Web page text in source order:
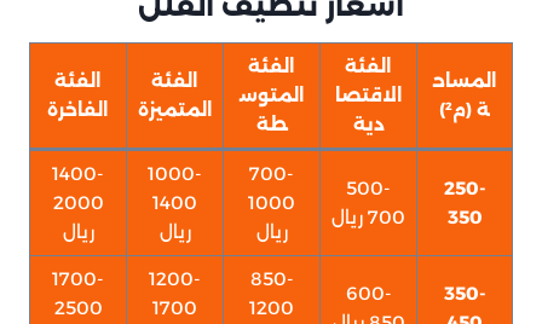
المساح
ة (م²)
الفئة
الاقتصا
دية
الفئة
المتوس
طة
الفئة
المتميزة
الفئة
الفاخرة
250-
350
500-
700 ريال
700-
1000
ريال
1000-
1400
ريال
1400-
2000
ريال
350-
600-
850-
1200
1200-
1700
1700-
2500